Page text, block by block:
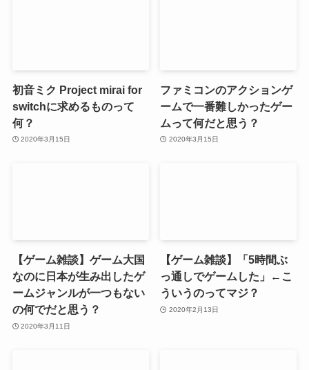
初音ミク Project mirai for
switchに求めるものって
何？
2020年3月15日
ファミコンのアクションゲ
ームで一番難しかったゲー
ムって何だと思う？
2020年3月15日
【ゲーム雑談】ゲーム大国
なのに日本が生み出したゲ
ームジャンルが一つもない
の何でだと思う？
2020年3月11日
【ゲーム雑談】「5時間ぶ
っ通しでゲームした」←こ
ういうのってマジ？
2020年2月13日